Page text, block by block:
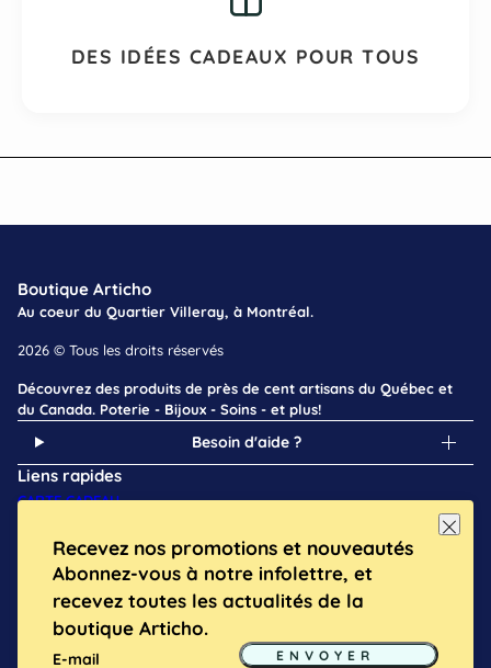
Recevez nos promotions et nouveautés
Abonnez-vous à notre infolettre, et
recevez toutes les actualités de la
boutique Articho.
E-mail ENVOYER
Ce site est protégé par hCaptcha, et laPolitique de
DES IDÉES CADEAUX POUR TOUS
Boutique Articho
Au coeur du Quartier Villeray, à Montréal.
2026 © Tous les droits réservés
Découvrez des produits de près de cent artisans du Québec et
du Canada. Poterie - Bijoux - Soins - et plus!
Besoin d'aide ?
Liens rapides
CARTE CADEAU
BLOGUE
NOS ARTISANS
EMPLOI
ATELIERS
Plus d'infos